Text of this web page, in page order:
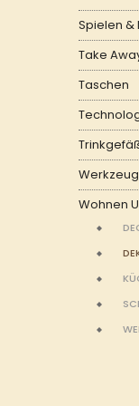
Spielen &
Take
Taschen
Wohnen